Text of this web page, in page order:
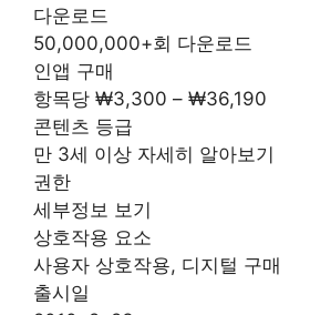
다운로드
50,000,000+회 다운로드
인앱 구매
항목당 ₩3,300 – ₩36,190
콘텐츠 등급
만 3세 이상 자세히 알아보기
권한
세부정보 보기
상호작용 요소
사용자 상호작용, 디지털 구매
출시일